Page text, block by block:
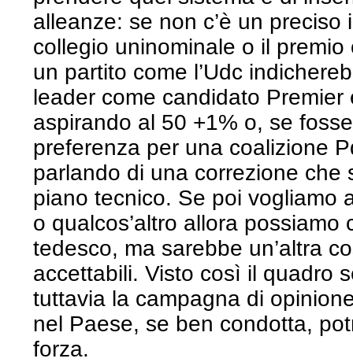
alleanze: se non c’è un
collegio uninominale o il
un partito come l’Udc
leader come candidato
aspirando al 50 +1% o, se
preferenza per una coalizione
parlando di una correzione che
piano tecnico. Se poi vogliamo
o qualcos’altro allora
tedesco, ma sarebbe un’altra
accettabili. Visto così il quadro
tuttavia la campagna di
nel Paese, se ben condotta,
forza.